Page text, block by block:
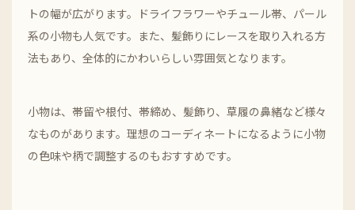
トの幅が広がります。ドライフラワーやチュール帯、パール
系の小物も人気です。また、髪飾りにレースを取り入れる方
法もあり、全体的にかわいらしい雰囲気となります。
小物は、帯留や根付、帯締め、髪飾り、草履の鼻緒など様々
なものがあります。理想のコーディネートになるように小物
の色味や柄で調整するのもおすすめです。